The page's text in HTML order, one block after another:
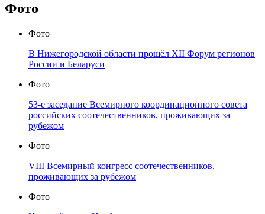
Фото
Фото
В Нижегородской области прошёл XII Форум регионов
России и Беларуси
Фото
53-е заседание Всемирного координационного совета
российских соотечественников, проживающих за
рубежом
Фото
VIII Всемирный конгресс соотечественников,
проживающих за рубежом
Фото